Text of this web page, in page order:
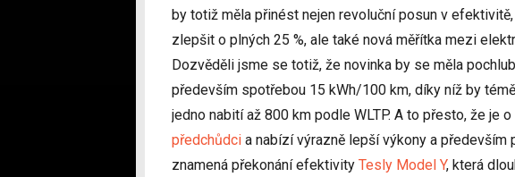
by totiž měla přinést nejen revoluční posun v
zlepšit o plných 25 %, ale také nová měřítka mezi
Dozvěděli jsme se totiž, že novinka by se měla
především spotřebou 15 kWh/100 km, díky níž by
jedno nabití až 800 km podle WLTP. A to přesto, že je
předchůdci a nabízí výrazně lepší výkony a především
znamená překonání efektivity Tesly Model Y, která